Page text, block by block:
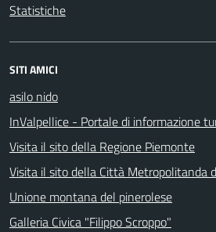
Statistiche
SITI AMICI
asilo nido
InValpellice - Portale di informazione
Visita il sito della Regione Piemonte
Visita il sito della Città Metropolitanda
Unione montana del pinerolese
Galleria Civica "Filippo Scroppo"